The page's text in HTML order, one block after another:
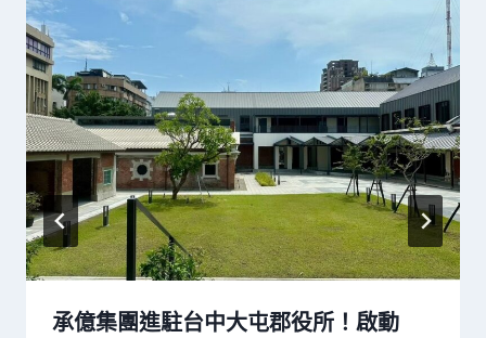
承億集團進駐台中大屯郡役所！啟動